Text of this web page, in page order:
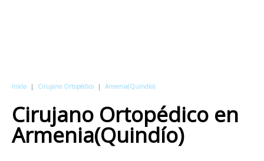
Inicio | Cirujano Ortopédico | Armenia(Quindío)
Cirujano Ortopédico en
Armenia(Quindío)